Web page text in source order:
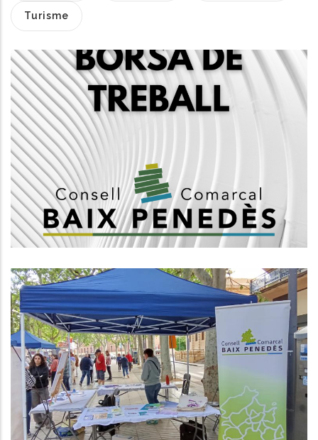
Turisme
Creació D'una Borsa De Treball
D'arquitectes, Grup A1
Altres,Habitatge
L’Àrea D’Acció Social I Ciutadania
Del Consell Comarcal Del Baix
Penedès Presents A Les 2 Fires De
Salut Comunitària Que Organitzen
Des Del CAP Del Vendrell I El CAP
De L’Arboç.
Altres,S. socials